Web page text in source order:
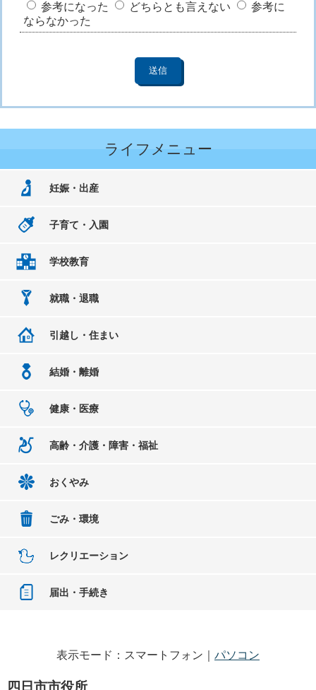
参考になった
どちらとも言えない
参考に
ならなかった
ライフメニュー
妊娠・出産
子育て・入園
学校教育
就職・退職
引越し・住まい
結婚・離婚
健康・医療
高齢・介護・障害・福祉
おくやみ
ごみ・環境
レクリエーション
届出・手続き
表示モード：スマートフォン｜ パソコン
四日市市役所